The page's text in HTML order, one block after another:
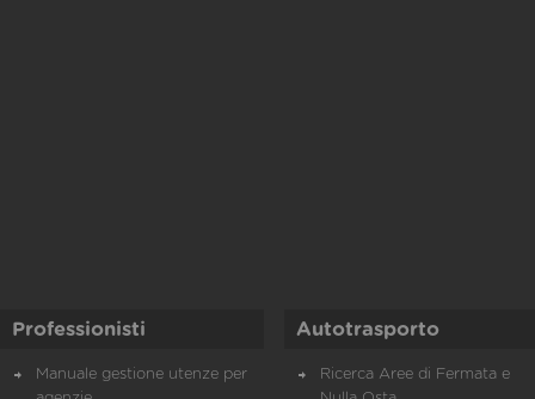
Professionisti
Manuale gestione utenze per
Autotrasporto
Ricerca Aree di Fermata e